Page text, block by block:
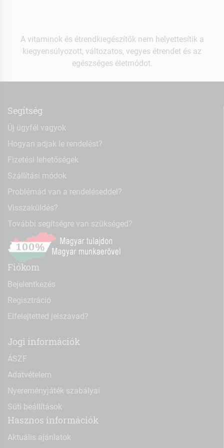
A vitaminok és étrendkiegészítők nem helyettesítik a
kiegyensúlyozott, változatos, vegyes étrendet és az
egészséges életmódot.
Segítség
Új ügyfél vagyok
Hogyan adjak le rendelést?
Fizetési lehetőségek
Szállítási módok
Problémád van a rendeléseddel?
Visszaküldés?
További segítségre van szükséged?
Fiókom
Bejelentkezés
Regisztráció
Elfelejtetted jelszavad?
Jogi információk
ÁSZF
Adatvételem
Nyereményjáték szabályai
Süti beállítások
Hasznos információk
Aktuális ajánlatok